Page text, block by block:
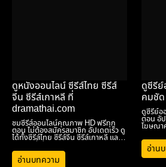
ดูหนังออนไลน์ ซีรีส์ไทย ซีรีส์
จีน ซีรีส์เกาหลี ที่
dramathai.com
ชมซีรีส์ออนไลน์คุณภาพ HD ฟรีทุก
ตอน ไม่ต้องสมัครสมาชิก อัปเดตเร็ว ดู
ได้ทั้งซีรีส์ไทย ซีรีส์จีน ซีรีส์เกาหลี และ
หนังใหม่ ผ่าน dramathai.com
อ่านบทความ
ดูซีรี
คมชั
ดูซีรีย์อ
ตอน อั
โฆษณา
อ่าน